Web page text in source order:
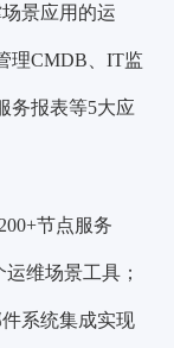
景应用的运
理CMDB、IT监
务报表等5大应
200+节点服务
运维场景工具；
系统集成实现